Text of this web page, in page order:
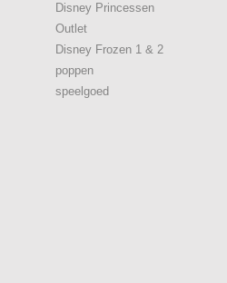
Disney Princessen
Outlet
Disney Frozen 1 & 2
poppen
speelgoed